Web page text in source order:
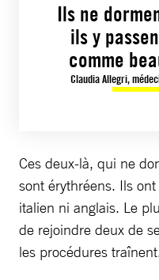
Ils ne
ils y
comme
Claudia Allegri,
Ces deux-là, qui ne
sont érythréens. Ils
italien ni anglais. Le
de rejoindre deux de
les procédures